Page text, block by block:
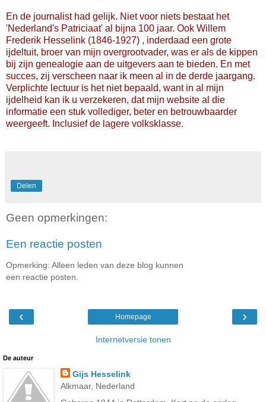
En de journalist had gelijk. Niet voor niets bestaat het
'Nederland's Patriciaat' al bijna 100 jaar. Ook Willem
Frederik Hesselink (1846-1927) , inderdaad een grote
ijdeltuit, broer van mijn overgrootvader, was er als de kippen
bij zijn genealogie aan de uitgevers aan te bieden. En met
succes, zij verscheen naar ik meen al in de derde jaargang.
Verplichte lectuur is het niet bepaald, want in al mijn
ijdelheid kan ik u verzekeren, dat mijn website al die
informatie een stuk vollediger, beter en betrouwbaarder
weergeeft. Inclusief de lagere volksklasse.
Delen
Geen opmerkingen:
Een reactie posten
Opmerking: Alleen leden van deze blog kunnen
een reactie posten.
‹ ›
Homepage
Internetversie tonen
De auteur
Gijs Hesselink
Alkmaar, Nederland